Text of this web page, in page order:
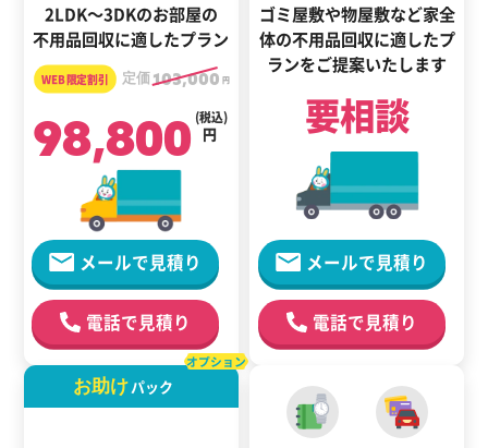
2LDK～3DKのお部屋の
不用品回収に適したプラン
定価103,000 円
98,800 円
(税込)
メールで見積り
電話で見積り
ゴミ屋敷や物屋敷など家全
体の不用品回収に適したプ
ランをご提案いたします
要相談
メールで見積り
電話で見積り
お助けパック
オプション